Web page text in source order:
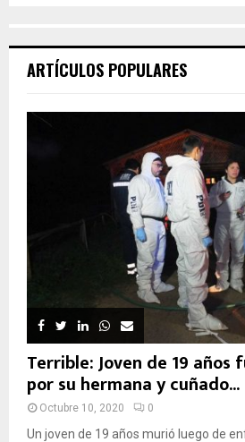
ARTÍCULOS POPULARES
Terrible: Joven de 19 años
por su hermana y cuñado...
Octubre 10, 2020 0
Un joven de 19 años murió luego de